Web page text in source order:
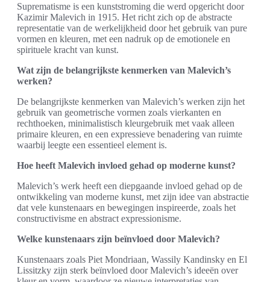
Suprematisme is een kunststroming die werd opgericht door
Kazimir Malevich in 1915. Het richt zich op de abstracte
representatie van de werkelijkheid door het gebruik van pure
vormen en kleuren, met een nadruk op de emotionele en
spirituele kracht van kunst.
Wat zijn de belangrijkste kenmerken van Malevich’s
werken?
De belangrijkste kenmerken van Malevich’s werken zijn het
gebruik van geometrische vormen zoals vierkanten en
rechthoeken, minimalistisch kleurgebruik met vaak alleen
primaire kleuren, en een expressieve benadering van ruimte
waarbij leegte een essentieel element is.
Hoe heeft Malevich invloed gehad op moderne kunst?
Malevich’s werk heeft een diepgaande invloed gehad op de
ontwikkeling van moderne kunst, met zijn idee van abstractie
dat vele kunstenaars en bewegingen inspireerde, zoals het
constructivisme en abstract expressionisme.
Welke kunstenaars zijn beïnvloed door Malevich?
Kunstenaars zoals Piet Mondriaan, Wassily Kandinsky en El
Lissitzky zijn sterk beïnvloed door Malevich’s ideeën over